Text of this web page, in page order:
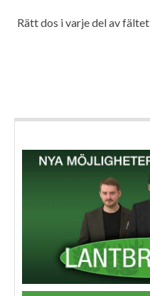
Rätt dos i varje del av fältet